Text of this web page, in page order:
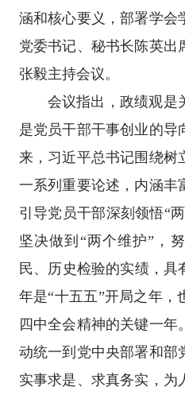
涵和核心要义，部署学会
党委书记、秘书长陈英出
张毅主持会议。
会议指出，政绩观是
是党员干部干事创业的导
来，习近平总书记围绕树
一系列重要论述，内涵丰
引导党员干部深刻领悟“
坚决做到“两个维护”，
民、历史检验的实绩，具
年是“十五五”开局之年，
四中全会精神的关键一
动统一到党中央部署和部
实事求是、求真务实，为